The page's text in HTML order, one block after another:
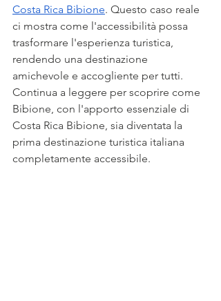
Costa Rica Bibione. Questo caso reale
ci mostra come l'accessibilità possa
trasformare l'esperienza turistica,
rendendo una destinazione
amichevole e accogliente per tutti.
Continua a leggere per scoprire come
Bibione, con l'apporto essenziale di
Costa Rica Bibione, sia diventata la
prima destinazione turistica italiana
completamente accessibile.